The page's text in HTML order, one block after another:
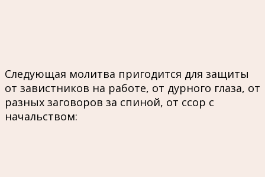
Следующая молитва пригодится для защиты
от завистников на работе, от дурного глаза, от
разных заговоров за спиной, от ссор с
начальством: